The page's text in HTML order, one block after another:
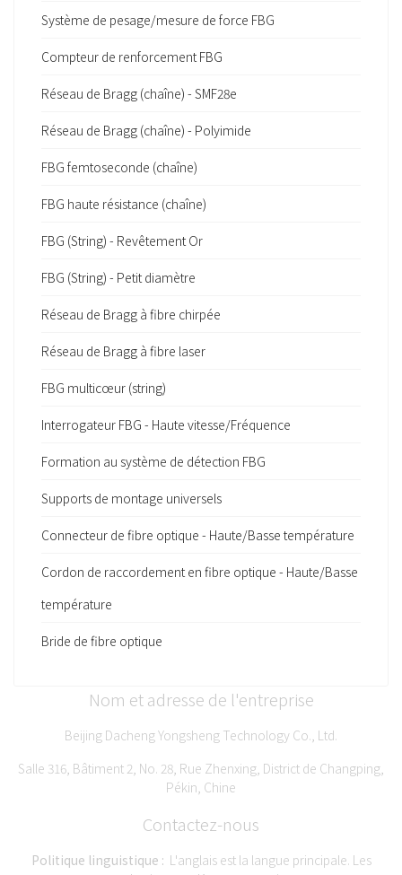
Système de pesage/mesure de force FBG
Compteur de renforcement FBG
Réseau de Bragg (chaîne) - SMF28e
Réseau de Bragg (chaîne) - Polyimide
FBG femtoseconde (chaîne)
FBG haute résistance (chaîne)
FBG (String) - Revêtement Or
FBG (String) - Petit diamètre
Réseau de Bragg à fibre chirpée
Réseau de Bragg à fibre laser
FBG multicœur (string)
Interrogateur FBG - Haute vitesse/Fréquence
Formation au système de détection FBG
Supports de montage universels
Connecteur de fibre optique - Haute/Basse température
Cordon de raccordement en fibre optique - Haute/Basse
température
Bride de fibre optique
Nom et adresse de l'entreprise
Beijing Dacheng Yongsheng Technology Co., Ltd.
Salle 316, Bâtiment 2, No. 28, Rue Zhenxing, District de Changping,
Pékin, Chine
Contactez-nous
Politique linguistique : L'anglais est la langue principale. Les